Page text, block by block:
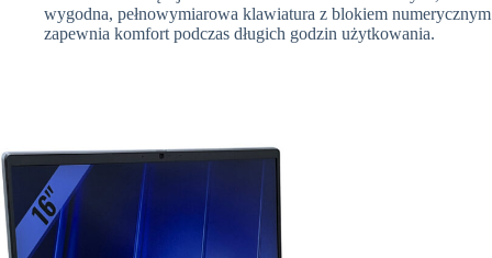
wygodna, pełnowymiarowa klawiatura z blokiem numerycznym
zapewnia komfort podczas długich godzin użytkowania.